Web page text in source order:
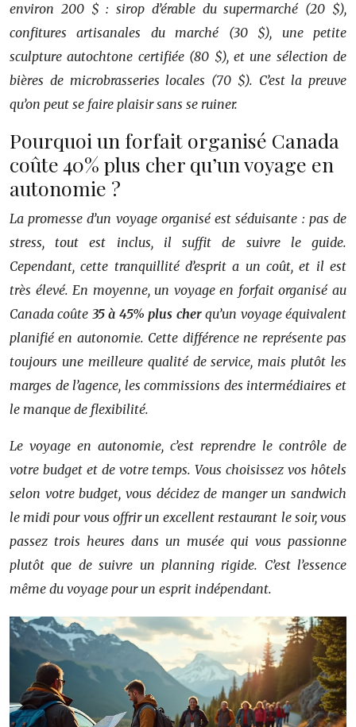
environ 200 $ : sirop d’érable du supermarché (20 $),
confitures artisanales du marché (30 $), une petite
sculpture autochtone certifiée (80 $), et une sélection de
bières de microbrasseries locales (70 $). C’est la preuve
qu’on peut se faire plaisir sans se ruiner.
Pourquoi un forfait organisé Canada
coûte 40% plus cher qu’un voyage en
autonomie ?
La promesse d’un voyage organisé est séduisante : pas de
stress, tout est inclus, il suffit de suivre le guide.
Cependant, cette tranquillité d’esprit a un coût, et il est
très élevé. En moyenne, un voyage en forfait organisé au
Canada coûte 35 à 45% plus cherqu’un voyage équivalent
planifié en autonomie. Cette différence ne représente pas
toujours une meilleure qualité de service, mais plutôt les
marges de l’agence, les commissions des intermédiaires et
le manque de flexibilité.
Le voyage en autonomie, c’est reprendre le contrôle de
votre budget et de votre temps. Vous choisissez vos hôtels
selon votre budget, vous décidez de manger un sandwich
le midi pour vous offrir un excellent restaurant le soir, vous
passez trois heures dans un musée qui vous passionne
plutôt que de suivre un planning rigide. C’est l’essence
même du voyage pour un esprit indépendant.